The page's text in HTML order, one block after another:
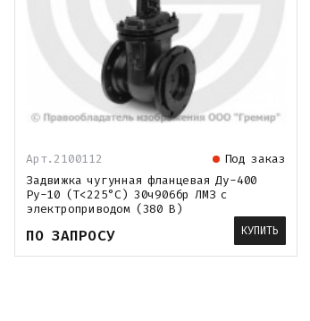
Арт.2100112
Под заказ
Задвижка чугунная фланцевая Ду-400
Ру-10 (Т<225°С) 30ч906бр ЛМЗ с
электроприводом (380 В)
ПО ЗАПРОСУ КУПИТЬ